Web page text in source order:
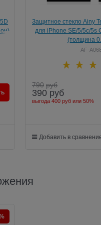
Защитное стекло Ainy
для iPhone SE/5/5c/5s
(толщина
AF-
790 руб
390 руб
выгода 400 руб или 50%
Добавить в